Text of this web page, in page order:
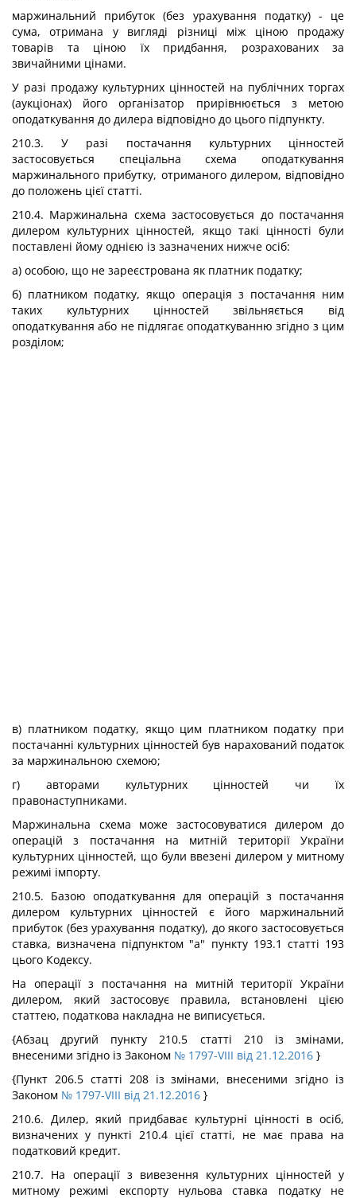
маржинальний прибуток (без урахування податку) - це
сума, отримана у вигляді різниці між ціною продажу
товарів та ціною їх придбання, розрахованих за
звичайними цінами.
У разі продажу культурних цінностей на публічних торгах
(аукціонах) його організатор прирівнюється з метою
оподаткування до дилера відповідно до цього підпункту.
210.3. У разі постачання культурних цінностей
застосовується спеціальна схема оподаткування
маржинального прибутку, отриманого дилером, відповідно
до положень цієї статті.
210.4. Маржинальна схема застосовується до постачання
дилером культурних цінностей, якщо такі цінності були
поставлені йому однією із зазначених нижче осіб:
а) особою, що не зареєстрована як платник податку;
б) платником податку, якщо операція з постачання ним
таких культурних цінностей звільняється від
оподаткування або не підлягає оподаткуванню згідно з цим
розділом;
в) платником податку, якщо цим платником податку при
постачанні культурних цінностей був нарахований податок
за маржинальною схемою;
г) авторами культурних цінностей чи їх
правонаступниками.
Маржинальна схема може застосовуватися дилером до
операцій з постачання на митній території України
культурних цінностей, що були ввезені дилером у митному
режимі імпорту.
210.5. Базою оподаткування для операцій з постачання
дилером культурних цінностей є його маржинальний
прибуток (без урахування податку), до якого застосовується
ставка, визначена підпунктом "а" пункту 193.1 статті 193
цього Кодексу.
На операції з постачання на митній території України
дилером, який застосовує правила, встановлені цією
статтею, податкова накладна не виписується.
{Абзац другий пункту 210.5 статті 210 із змінами,
внесеними згідно із Законом № 1797-VIII від 21.12.2016 }
{Пункт 206.5 статті 208 із змінами, внесеними згідно із
Законом № 1797-VIII від 21.12.2016 }
210.6. Дилер, який придбаває культурні цінності в осіб,
визначених у пункті 210.4 цієї статті, не має права на
податковий кредит.
210.7. На операції з вивезення культурних цінностей у
митному режимі експорту нульова ставка податку не